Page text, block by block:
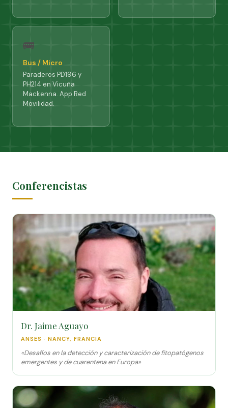
🚌
Bus / Micro
Paraderos PD196 y
PH214 en Vicuña
Mackenna. App Red
Movilidad.
Conferencistas
Dr. Jaime Aguayo
ANSES · NANCY, FRANCIA
«Desafíos en la detección y caracterización de fitopatógenos
emergentes y de cuarentena en Europa»